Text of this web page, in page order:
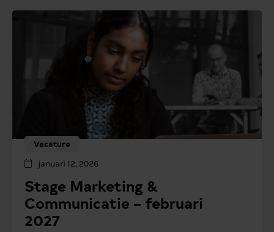
Vacature
januari 12, 2026
Stage Marketing &
Communicatie – februari
2027